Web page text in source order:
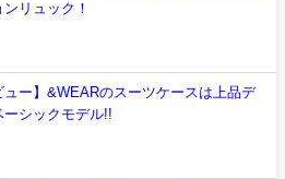
リュック！
ュー】&WEARのスーツケースは上品デ
ーシックモデル!!